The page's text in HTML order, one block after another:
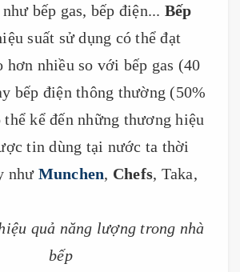
bếp gas, bếp điện... Bếp
suất sử dụng có thể đạt
hơn nhiều so với bếp gas (40
bếp điện thông thường (50%
thể kể đến những thương hiệu
tin dùng tại nước ta thời
như Munchen, Chefs, Taka,
quả năng lượng trong nhà
bếp